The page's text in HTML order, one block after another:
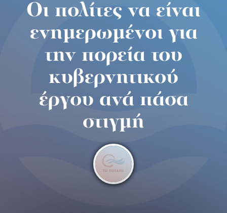
Οι πολίτες να είναι
ενημερωμένοι για
την πορεία του
κυβερνητικού
έργου ανά πάσα
στιγμή